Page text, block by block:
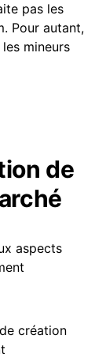
pas les
Pour autant,
mineurs
de
aspects
création